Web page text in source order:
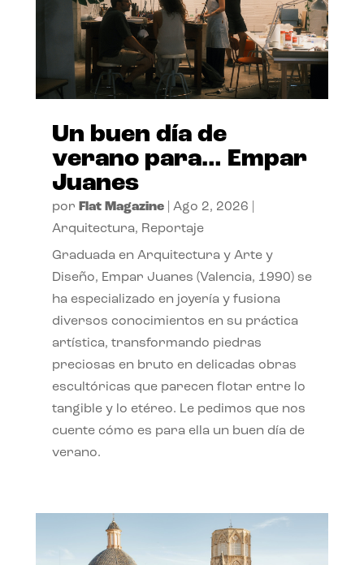
Un buen día de
verano para… Empar
Juanes
por Flat Magazine| Ago 2, 2026
Arquitectura, Reportaje
Graduada en Arquitectura y Arte y
Diseño, Empar Juanes (Valencia, 1990) se
ha especializado en joyería y fusiona
diversos conocimientos en su práctica
artística, transformando piedras
preciosas en bruto en delicadas obras
escultóricas que parecen flotar entre lo
tangible y lo etéreo. Le pedimos que nos
cuente cómo es para ella un buen día de
verano.